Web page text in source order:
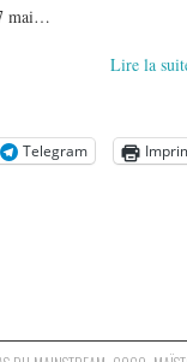
mai…
Lire la
Telegram